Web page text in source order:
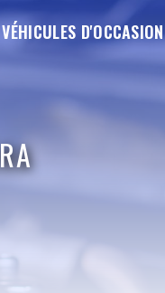
VÉHICULES D'OCCASION